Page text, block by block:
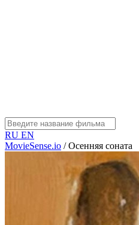
RU EN
MovieSense.io / Осенняя соната